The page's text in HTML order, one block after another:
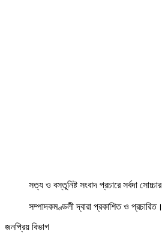
সত্য ও বস্তুনিষ্ট সংবাদ প্রচারে সর্বদা সোচ্চার
সম্পাদকমণ্ডলী দ্বারা প্রকাশিত ও প্রচারিত।
জনপ্রিয় বিভাগ